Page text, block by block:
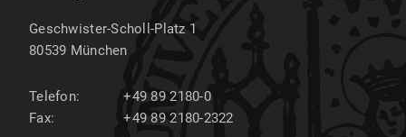
Geschwister-Scholl-Platz 1
80539 München
Telefon:
+49 89 2180-0
Fax:
+49 89 2180-2322